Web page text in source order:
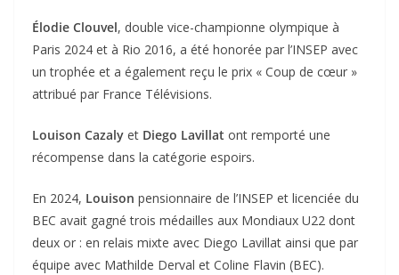
Élodie Clouvel, double vice-championne olympique à
Paris 2024 et à Rio 2016, a été honorée par l’INSEP avec
un trophée et a également reçu le prix « Coup de cœur »
attribué par France Télévisions.
Louison Cazaly et Diego Lavillat ont remporté une
récompense dans la catégorie espoirs.
En 2024, Louison pensionnaire de l’INSEP et licenciée du
BEC avait gagné trois médailles aux Mondiaux U22 dont
deux or : en relais mixte avec Diego Lavillat ainsi que par
équipe avec Mathilde Derval et Coline Flavin (BEC).